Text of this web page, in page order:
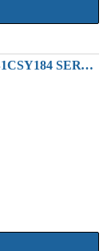
REPARATUR YASKAWA CACR-SR44BB1CSY184 SERVO-CONTROLLER SERVOPACK 4.4KW 230VAC